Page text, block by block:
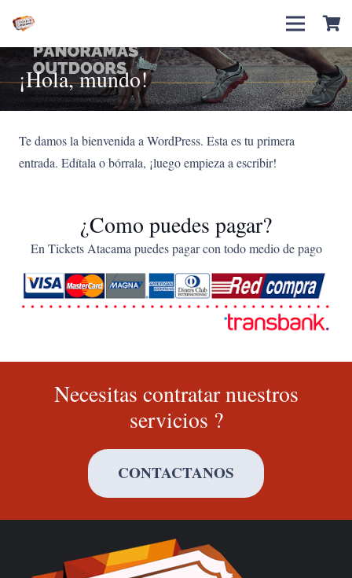
¡Hola, mundo!
Te damos la bienvenida a WordPress. Esta es tu primera
entrada. Edítala o bórrala, ¡luego empieza a escribir!
¿Como puedes pagar?
En Tickets Atacama puedes pagar con todo medio de pago
Necesitas contratar nuestros
servicios ?
CONTACTANOS